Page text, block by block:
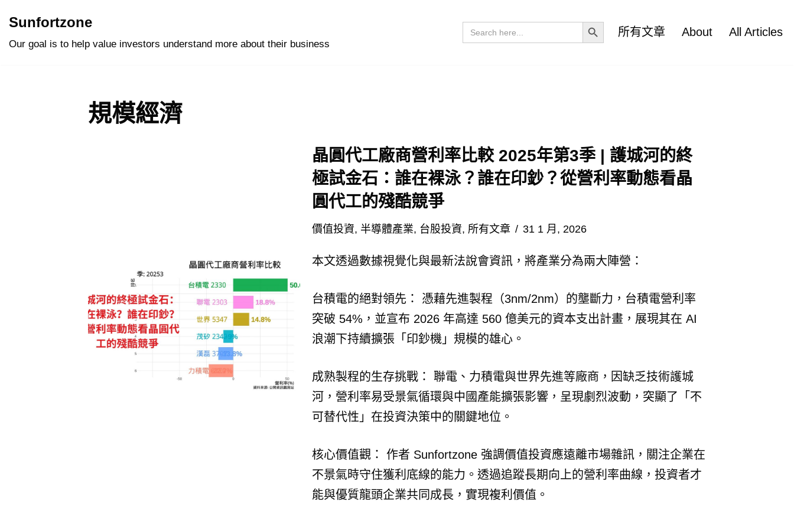
Sunfortzone
Our goal is to help value investors understand more about their business
Search
for:
Search Button
所有文章
About All Articles
規模經濟
晶圓代工廠商營利率比較 2025年第3季 | 護城河的終
極試金石：誰在裸泳？誰在印鈔？從營利率動態看晶
圓代工的殘酷競爭
價值投資, 半導體產業, 台股投資, 所有文章 31 1 月, 2026
本文透過數據視覺化與最新法說會資訊，將產業分為兩大陣營：
台積電的絕對領先： 憑藉先進製程（3nm/2nm）的壟斷力，台積電營利率
突破 54%，並宣布 2026 年高達 560 億美元的資本支出計畫，展現其在 AI
浪潮下持續擴張「印鈔機」規模的雄心。
成熟製程的生存挑戰： 聯電、力積電與世界先進等廠商，因缺乏技術護城
河，營利率易受景氣循環與中國產能擴張影響，呈現劇烈波動，突顯了「不
可替代性」在投資決策中的關鍵地位。
核心價值觀： 作者 Sunfortzone 強調價值投資應遠離市場雜訊，關注企業在
不景氣時守住獲利底線的能力。透過追蹤長期向上的營利率曲線，投資者才
能與優質龍頭企業共同成長，實現複利價值。